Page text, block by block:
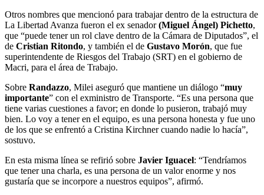
Otros nombres que mencionó para trabajar dentro de la estructura de
La Libertad Avanza fueron el ex senador(Miguel Ángel) Pichetto,
que “puede tener un rol clave dentro de la Cámara de Diputados”, el
de Cristian Ritondo, y también el de Gustavo Morón, que fue
superintendente de Riesgos del Trabajo (SRT) en el gobierno de
Macri, para el área de Trabajo.
Sobre Randazzo, Milei aseguró que mantiene un diálogo “muy
importante” con el exministro de Transporte. “Es una persona que
tiene varias cuestiones a favor; en donde lo pusieron, trabajó muy
bien. Lo voy a tener en el equipo, es una persona honesta y fue uno
de los que se enfrentó a Cristina Kirchner cuando nadie lo hacía”,
sostuvo.
En esta misma línea se refirió sobre Javier Iguacel: “Tendríamos
que tener una charla, es una persona de un valor enorme y nos
gustaría que se incorpore a nuestros equipos”, afirmó.